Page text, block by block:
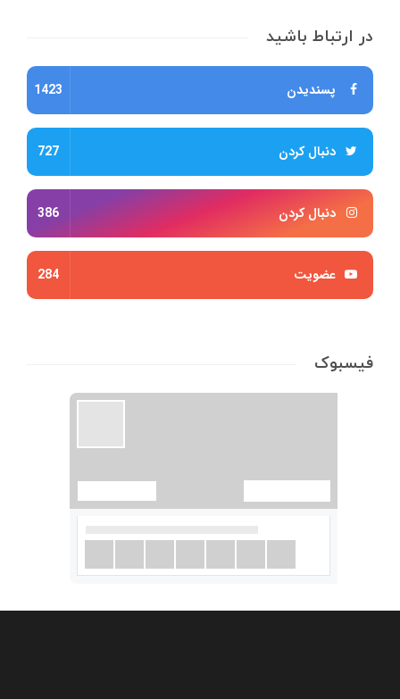
در ارتباط باشید
پسندیدن 1423
دنبال کردن 727
دنبال کردن 386
عضویت 284
فیسبوک